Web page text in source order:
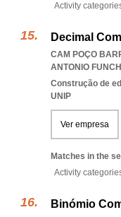
Activity
Decimal
CAM POÇO
ANTONIO
Construção de
UNIP
Ver empresa
Matches in the
Activity
Binómio